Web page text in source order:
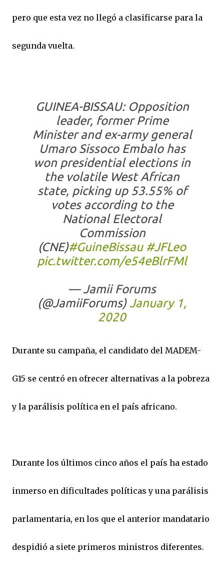
pero que esta vez no llegó a clasificarse para la
segunda vuelta.
GUINEA-BISSAU: Opposition
leader, former Prime
Minister and ex-army general
Umaro Sissoco Embalo has
won presidential elections in
the volatile West African
state, picking up 53.55% of
votes according to the
National Electoral
Commission
(CNE)#GuineBissau #JFLeo
pic.twitter.com/e54eBlrFMl
— Jamii Forums
(@JamiiForums)January 1,
2020
Durante su campaña, el candidato del MADEM-
G15 se centró en ofrecer alternativas a la pobreza
y la parálisis política en el país africano.
Durante los últimos cinco años el país ha estado
inmerso en dificultades políticas y una parálisis
parlamentaria, en los que el anterior mandatario
despidió a siete primeros ministros diferentes.